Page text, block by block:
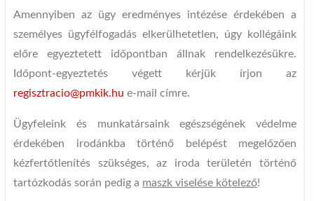
Amennyiben az ügy eredményes intézése érdekében a
személyes ügyfélfogadás elkerülhetetlen, úgy kollégáink
előre egyeztetett időpontban állnak rendelkezésükre.
Időpont-egyeztetés végett kérjük írjon az
regisztracio@pmkik.hu e-mail címre.
Ügyfeleink és munkatársaink egészségének védelme
érdekében irodánkba történő belépést megelőzően
kézfertőtlenítés szükséges, az iroda területén történő
tartózkodás során pedig a maszk viselése kötelező!